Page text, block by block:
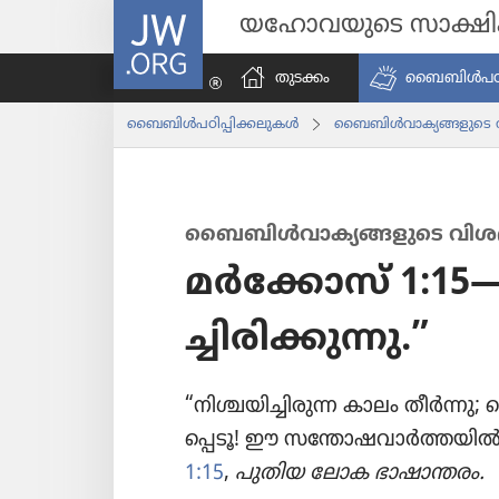
JW.ORG യഹോവയുടെ
തുടക്കം
ബൈബിൾപ​ഠി​പ്പി​ക്ക​ലു​കൾ ബൈബിൾവാ​ക്യ​ങ്ങ​ളു​ടെ
ബൈബിൾവാക്യങ്ങളുടെ
മർക്കോസ്‌
ച്ചി​രി​ക്കു​ന്നു.”
“നിശ്ചയി​ച്ചി​രുന്ന കാലം
പ്പെടൂ! ഈ സന്തോ​ഷ​വാർത്ത​യിൽ
1:15, പുതിയ ലോക ഭാഷാ​ന്തരം.